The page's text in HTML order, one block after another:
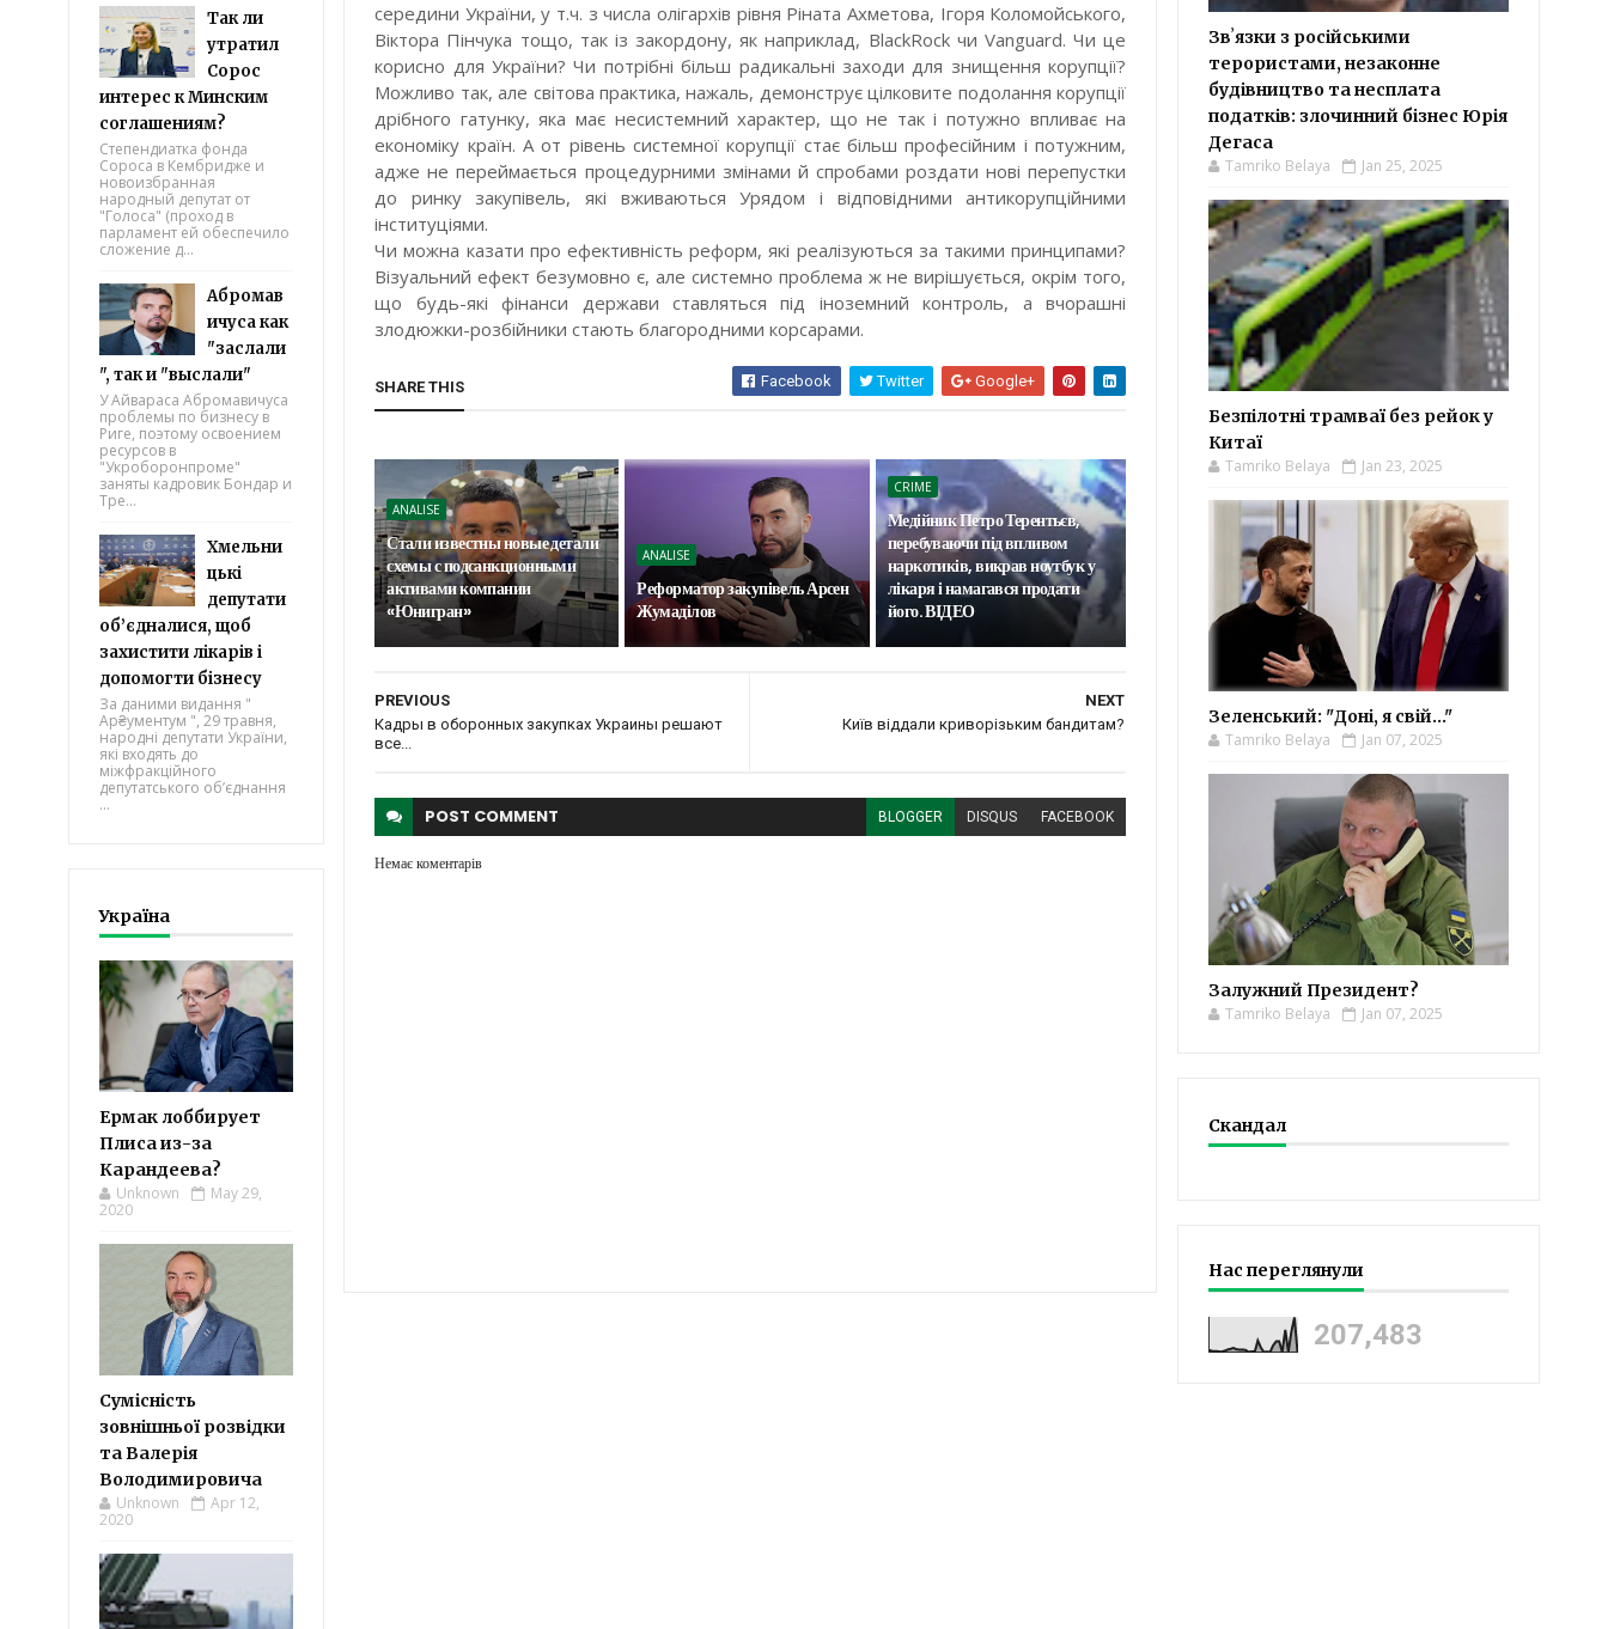
Так ли
утратил
Сорос
интерес к Минским
соглашениям?
Степендиатка фонда
Сороса в Кембридже и
новоизбранная
народный депутат от
"Голоса" (проход в
парламент ей обеспечило
сложение д...
Абромав
ичуса как
"заслали
", так и "выслали"
У Айвараса Абромавичуса
проблемы по бизнесу в
Риге, поэтому освоением
ресурсов в
"Укроборонпроме"
заняты кадровик Бондар и
Тре...
Хмельни
цькі
депутати
об’єдналися, щоб
захистити лікарів і
допомогти бізнесу
За даними видання "
Ар₴ументум ", 29 травня,
народні депутати України,
які входять до
міжфракційного
депутатського об’єднання
...
Україна
Ермак лоббирует
Плиса из-за
Карандеева?
Unknown
May 29,
2020
Сумісність
зовнішньої розвідки
та Валерія
Володимировича
Unknown
Apr 12,
2020
середини України, у т.ч. з числа олігархів рівня Ріната Ахметова, Ігоря Коломойського,
Віктора Пінчука тощо, так із закордону, як наприклад, BlackRock чи Vanguard. Чи це
корисно для України? Чи потрібні більш радикальні заходи для знищення корупції?
Можливо так, але світова практика, нажаль, демонструє цілковите подолання корупції
дрібного гатунку, яка має несистемний характер, що не так і потужно впливає на
економіку країн. А от рівень системної корупції стає більш професійним і потужним,
адже не переймається процедурними змінами й спробами роздати нові перепустки
до ринку закупівель, які вживаються Урядом і відповідними антикорупційними
інституціями.
Чи можна казати про ефективність реформ, які реалізуються за такими принципами?
Візуальний ефект безумовно є, але системно проблема ж не вирішується, окрім того,
що будь-які фінанси держави ставляться під іноземний контроль, а вчорашні
злодюжки-розбійники стають благородними корсарами.
SHARE THIS Facebook Twitter Google+
ANALISE
Стали известны новые детали
схемы с подсанкционными
активами компании
«Юнигран»
ANALISE
Реформатор закупівель Арсен
Жумаділов
CRIME
Медійник Петро Терентьєв,
перебуваючи під впливом
наркотиків, викрав ноутбук у
лікаря і намагався продати
його. ВІДЕО
NEXT
Київ віддали криворізьким бандитам?
PREVIOUS
Кадры в оборонных закупках Украины решают
все...
POST COMMENT BLOGGER DISQUS FACEBOOK
Немає коментарів
Звʼязки з російськими
терористами, незаконне
будівництво та несплата
податків: злочинний бізнес Юрія
Дегаса
Tamriko Belaya Jan 25, 2025
Безпілотні трамваї без рейок у
Китаї
Tamriko Belaya Jan 23, 2025
Зеленський: "Доні, я свій..."
Tamriko Belaya Jan 07, 2025
Залужний Президент?
Tamriko Belaya Jan 07, 2025
Скандал
Нас переглянули
207,483